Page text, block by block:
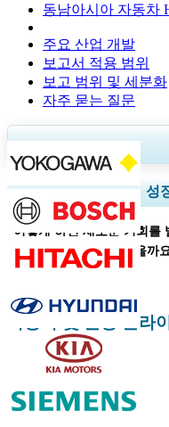
동남아시아 자동차
주요 산업 개발
보고서 적용 범위
보고 범위 및 세분화
자주 묻는 질문
지역 및 국가 범위 확장, 세그
종
성
어떻게 하면 새로운 기회를
울 수 있을까
자동차 및 운송 클라
관련된 보고서